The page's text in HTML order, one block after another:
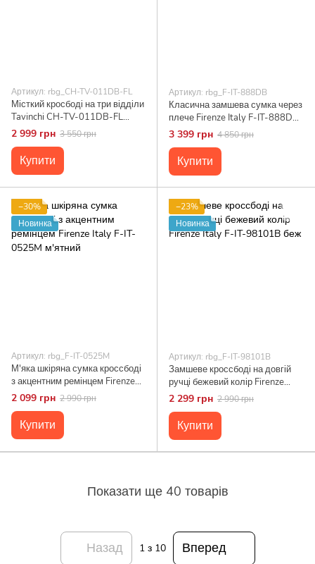
Артикул: rbg_CH-TV-011DB-FL
Місткий кросбоді на три відділи
Tavinchi CH-TV-011DB-FL
Коричневий
2 999 грн 3 550 грн
Купити
Артикул: rbg_F-IT-888DB
Класична замшева сумка через
плече Firenze Italy F-IT-888DB
Коричневий
3 399 грн 4 850 грн
Купити
−30%
Новинка
Артикул: rbg_F-IT-0525M
М'яка шкіряна сумка кроссбоді
з акцентним ремінцем Firenze
Italy F-IT-0525M м'ятний
2 099 грн 2 990 грн
Купити
−23%
Новинка
Артикул: rbg_F-IT-98101B
Замшеве кроссбоді на довгій
ручці бежевий колір Firenze
Italy F-IT-98101B беж
2 299 грн 2 990 грн
Купити
Показати ще 40 товарів
Назад 1з 10 Вперед